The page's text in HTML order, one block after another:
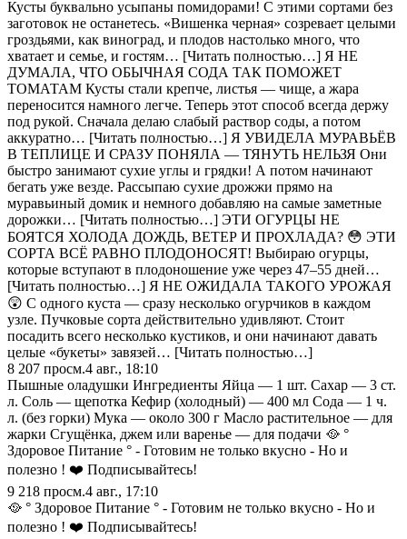
Кусты буквально усыпаны помидорами! С этими сортами без
заготовок не останетесь. «Вишенка черная» созревает целыми
гроздьями, как виноград, и плодов настолько много, что
хватает и семье, и гостям… [Читать полностью…] Я НЕ
ДУМАЛА, ЧТО ОБЫЧНАЯ СОДА ТАК ПОМОЖЕТ
ТОМАТАМ Кусты стали крепче, листья — чище, а жара
переносится намного легче. Теперь этот способ всегда держу
под рукой. Сначала делаю слабый раствор соды, а потом
аккуратно… [Читать полностью…] Я УВИДЕЛА МУРАВЬЁВ
В ТЕПЛИЦЕ И СРАЗУ ПОНЯЛА — ТЯНУТЬ НЕЛЬЗЯ Они
быстро занимают сухие углы и грядки! А потом начинают
бегать уже везде. Рассыпаю сухие дрожжи прямо на
муравьиный домик и немного добавляю на самые заметные
дорожки… [Читать полностью…] ЭТИ ОГУРЦЫ НЕ
БОЯТСЯ ХОЛОДА ДОЖДЬ, ВЕТЕР И ПРОХЛАДА? 😳 ЭТИ
СОРТА ВСЁ РАВНО ПЛОДОНОСЯТ! Выбираю огурцы,
которые вступают в плодоношение уже через 47–55 дней…
[Читать полностью…] Я НЕ ОЖИДАЛА ТАКОГО УРОЖАЯ
😲 С одного куста — сразу несколько огурчиков в каждом
узле. Пучковые сорта действительно удивляют. Стоит
посадить всего несколько кустиков, и они начинают давать
целые «букеты» завязей… [Читать полностью…]
8 207 просм.4 авг., 18:10
Пышные оладушки Ингредиенты Яйца — 1 шт. Сахар — 3 ст.
л. Соль — щепотка Кефир (холодный) — 400 мл Сода — 1 ч.
л. (без горки) Мука — около 300 г Масло растительное — для
жарки Сгущёнка, джем или варенье — для подачи 🥘 °
Здоровое Питание ° - Готовим не только вкусно - Но и
полезно ! ❤️ Подписывайтесь!
9 218 просм.4 авг., 17:10
🥘 ° Здоровое Питание ° - Готовим не только вкусно - Но и
полезно ! ❤️ Подписывайтесь!